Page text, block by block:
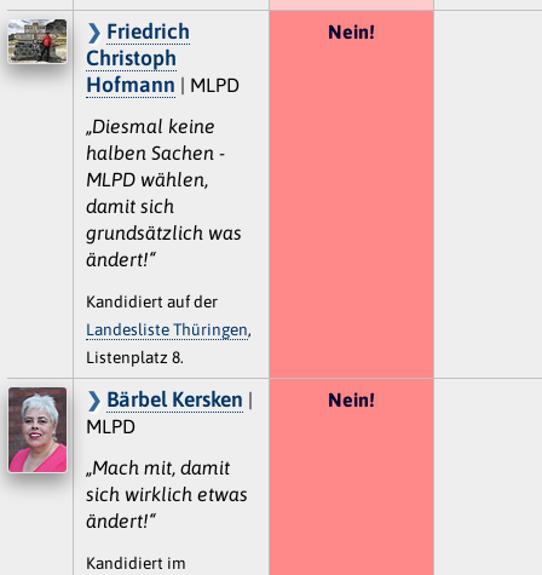
Friedrich
Christoph
Hofmann | MLPD
„Diesmal keine
halben Sachen -
MLPD wählen,
damit sich
grundsätzlich was
ändert!“
Kandidiert auf der
Landesliste Thüringen,
Listenplatz 8.
Nein!
Bärbel Kersken |
MLPD
„Mach mit, damit
sich wirklich etwas
ändert!“
Kandidiert im
Nein!